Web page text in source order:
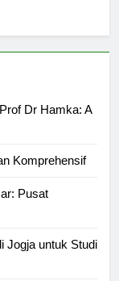
Dr Hamka: A
Pusat
untuk Studi